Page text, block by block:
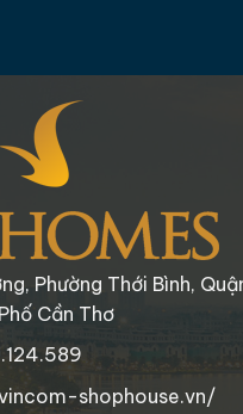
Phường Thới Bình,
Cần Thơ
shophouse.vn/